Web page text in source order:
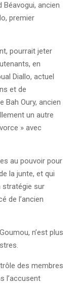
Béavogui, ancien
premier
pourrait jeter
en
Diallo, actuel
et de
Bah Oury, ancien
un autre
» avec
au pouvoir pour
la junte, et qui
stratégie sur
de l’ancien
n’est plus
des membres
l’accusent